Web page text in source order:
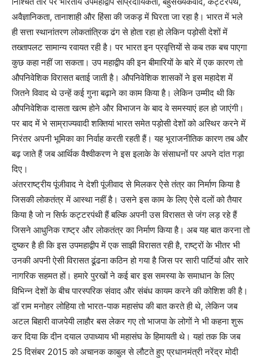
अवैज्ञानिकता, तानाशाही और हिंसा की जकड़ में घिरता जा रहा है। भारत में भले
ही सत्ता स्थानांतरण लोकतांत्रिक ढंग से होता रहा हो लेकिन पड़ोसी देशों में
तख्तापलट सामान्य रवायत रही है। पर भारत इन प्रवृत्तियों से कब तक बच पाएगा
कुछ कहा नहीं जा सकता। उप महाद्वीप की इन बीमारियों के बारे में एक कारण तो
औपनिवेशिक विरासत बताई जाती है। औपनिवेशिक शासकों ने इस महादेश में
जितने विवाद थे उन्हें कई गुना बढ़ाने का काम किया है। लेकिन उम्मीद थी कि
औपनिवेशिक दासता खत्म होने और विभाजन के बाद वे समस्याएं हल हो जाएंगी।
पर बाद में भे साम्राज्यवादी शक्तियां भारत समेत पड़ोसी देशों को अस्थिर करने में
निरंतर अपनी भूमिका का निर्वाह करती रहती हैं। यह भूराजनीतिक कारण तब और
बढ़ जाते हैं जब आर्थिक वैश्वीकरण ने इस इलाके के संसाधनों पर अपने दांत गड़ा
दिए।
अंतरराष्ट्रीय पूंजीवाद ने देशी पूंजीवाद से मिलकर ऐसे तंत्र का निर्माण किया है
जिसकी लोकतंत्र में आस्था नहीं है। उसने इस काम के लिए ऐसे दलों को तैयार
किया है जो न सिर्फ कट्टरपंथी हैं बल्कि अपनी उस विरासत से जंग लड़ रहे हैं
जिसने आधुनिक राष्ट्र और लोकतंत्र का निर्माण किया है। अब यह बात करना तो
दुष्कर है ही कि इस उपमहाद्वीप में एक साझी विरासत रही है, राष्ट्रों के भीतर भी
उनकी अपनी ऐसी विरासत ढूंढना कठिन हो गया है जिस पर सारी पार्टियां और सारे
नागरिक सहमत हों। हमारे पुरखों ने कई बार इस समस्या के समाधान के लिए
विभिन्न देशों के बीच पारस्परिक संवाद और संबंध कायम करने की कोशिश की है।
डॉ राम मनोहर लोहिया तो भारत-पाक महासंघ की बात करते ही थे, लेकिन जब
अटल बिहारी वाजपेयी लाहौर बस लेकर गए तो भाजपा के लोगों ने भी कहना शुरू
कर दिया कि दीन दयाल उपाध्याय भी महासंघ के हिमायती थे। यहां तक कि जब
25 दिसंबर 2015 को अचानक काबुल से लौटते हुए प्रधानमंत्री नरेंद्र मोदी